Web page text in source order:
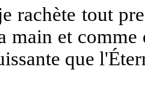
rachète tout
main et
que